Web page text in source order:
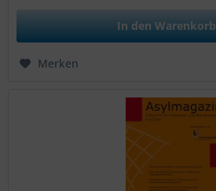
In den Warenkorb
Merken